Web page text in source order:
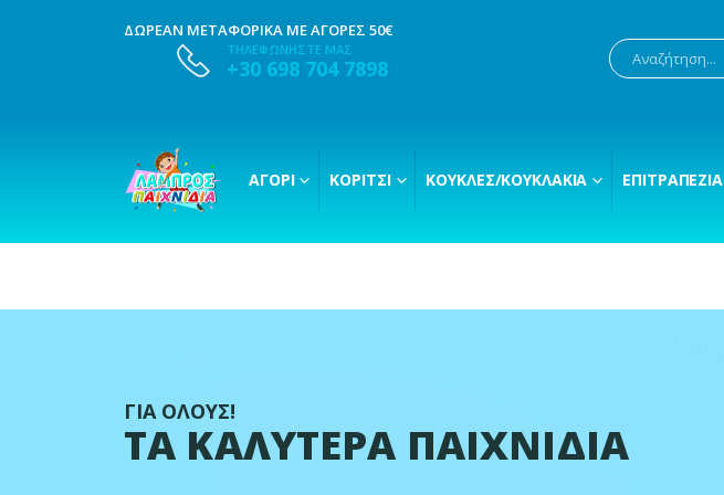
ΔΩΡΕΑΝ ΜΕΤΑΦΟΡΙΚΑ ΜΕ ΑΓΟΡΕΣ 50€
ΤΗΛΕΦΩΝΗΣΤΕ ΜΑΣ
+30 698 704 7898
ΑΓΌΡΙ ΚΟΡΊΤΣΙ ΚΟΎΚΛΕΣ/ΚΟΥΚΛΆΚΙΑ ΕΠΙΤΡΑΠΈΖΙΑ
ΓΙΑ ΟΛΟΥΣ!
ΤΑ ΚΑΛΥΤΕΡΑ ΠΑΙΧΝΙΔΙΑ